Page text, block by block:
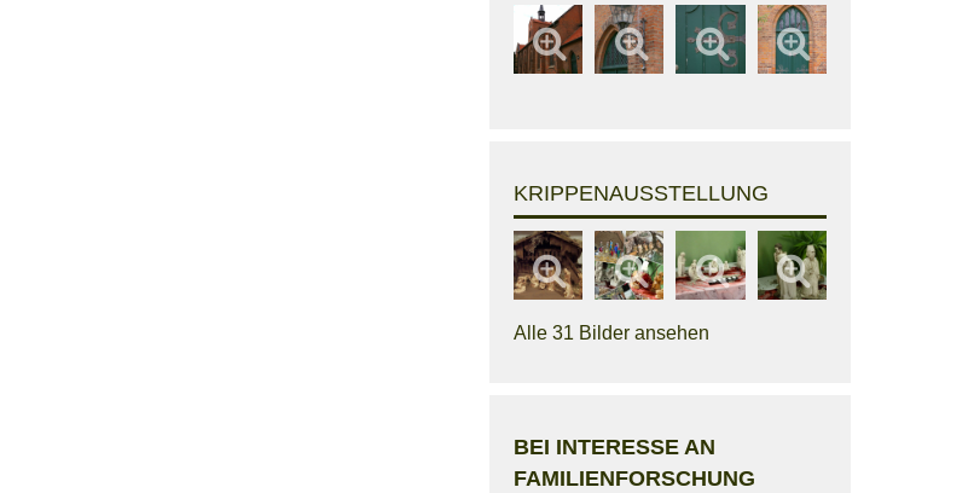
KRIPPENAUSSTELLUNG
Alle 31 Bilder ansehen
BEI INTERESSE AN
FAMILIENFORSCHUNG